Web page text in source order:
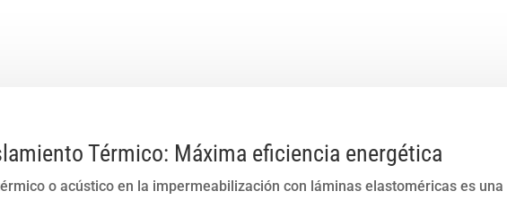
Térmico: Máxima eficiencia energética
o acústico en la impermeabilización con láminas elastoméricas es una